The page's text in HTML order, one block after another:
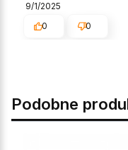
9/1/2025
0
0
Podobne